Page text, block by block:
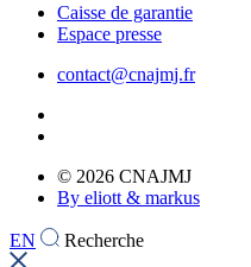
Caisse de garantie
Espace presse
contact@cnajmj.fr
© 2026 CNAJMJ
By eliott & markus
EN Recherche